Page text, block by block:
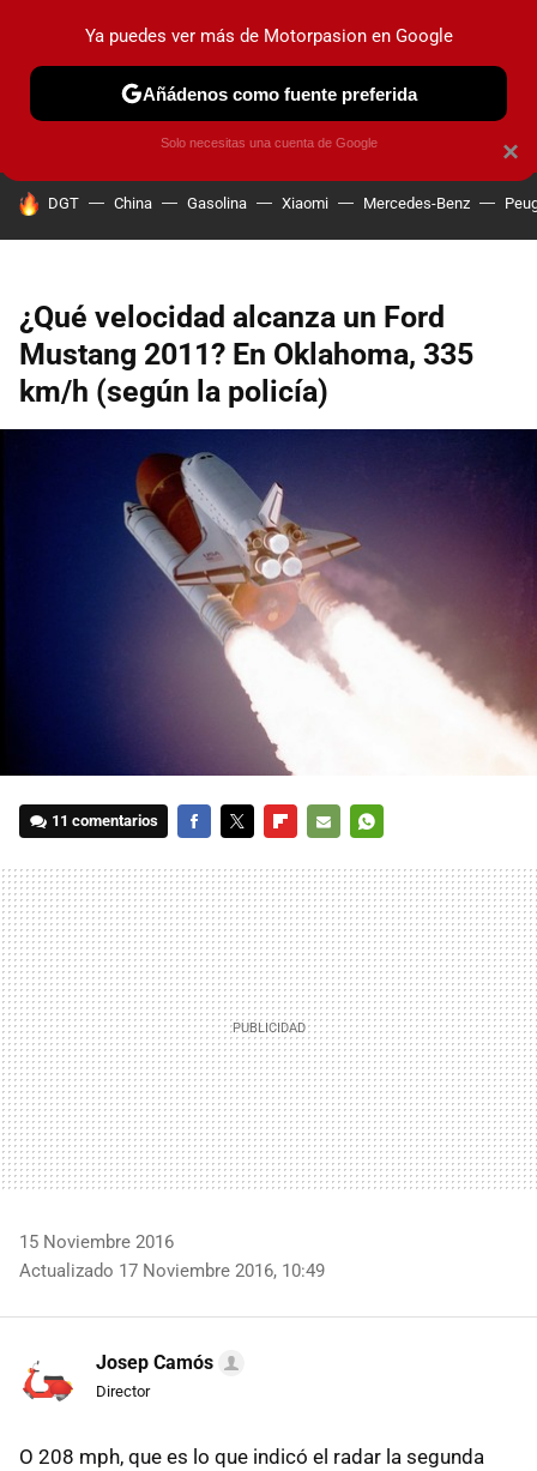
PRUEBAS COCHES ELÉCTRICOS OBSERVATORIO
HOY SE HABLA DE
DGT China Gasolina Xiaomi Mercedes-Benz
¿Qué velocidad alcanza un Ford
Mustang 2011? En Oklahoma, 335
km/h (según la policía)
11 comentarios
MAIL
15 Noviembre 2016
Actualizado 17 Noviembre 2016, 10:49
Josep Camós
Director
O 208 mph, que es lo que indicó el radar la segunda
×
Ya puedes ver más de Motorpasion en Google
Añádenos como fuente preferida
Solo necesitas una cuenta de Google